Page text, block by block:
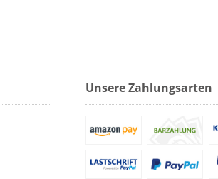
Unsere Zahlungsarten